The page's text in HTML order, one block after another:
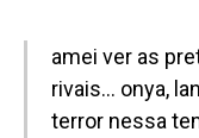
amei ver as
rivais… onya,
terror nessa